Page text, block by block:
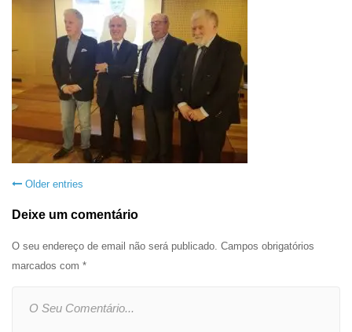
Older entries
Deixe um comentário
O seu endereço de email não será publicado. Campos obrigatórios
marcados com *